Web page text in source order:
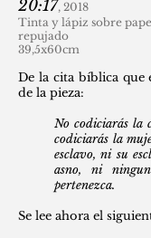
20:17, 2018
Tinta y lápiz sobre
repujado
39,5x60cm
De la cita bíblica que
de la pieza:
No codiciarás la
codiciarás la
esclavo, ni su
asno, ni
pertenezca.
Se lee ahora el